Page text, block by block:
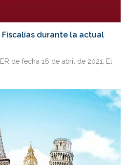
durante la actual
de fecha 16 de abril de 2021, El